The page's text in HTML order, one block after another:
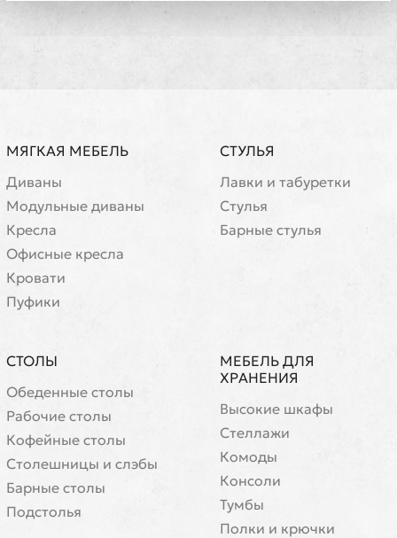
МЯГКАЯ МЕБЕЛЬ
Диваны
Модульные диваны
Кресла
Офисные кресла
Кровати
Пуфики
СТУЛЬЯ
Лавки и табуретки
Стулья
Барные стулья
СТОЛЫ
Обеденные столы
Рабочие столы
Кофейные столы
Cтолешницы и слэбы
Барные столы
Подстолья
МЕБЕЛЬ ДЛЯ
ХРАНЕНИЯ
Высокие шкафы
Стеллажи
Комоды
Консоли
Тумбы
Полки и крючки